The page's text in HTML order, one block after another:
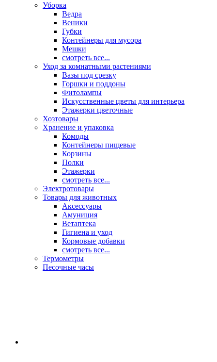
Уборка
Ведра
Веники
Губки
Контейнеры для мусора
Мешки
смотреть все...
Уход за комнатными растениями
Вазы под срезку
Горшки и поддоны
Фитолампы
Искусственные цветы для интерьера
Этажерки цветочные
Хозтовары
Хранение и упаковка
Комоды
Контейнеры пищевые
Корзины
Полки
Этажерки
смотреть все...
Электротовары
Товары для животных
Аксессуары
Амуниция
Ветаптека
Гигиена и уход
Кормовые добавки
смотреть все...
Термометры
Песочные часы